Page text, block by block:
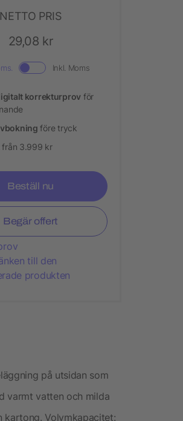
NETTO PRIS
29,08 kr
Inkl. Moms
korrekturprov för
före tryck
från 3.999 kr
Beställ nu
Begär offert
till den
produkten
på utsidan som
varmt vatten och milda
kartong. Volymkapacitet: